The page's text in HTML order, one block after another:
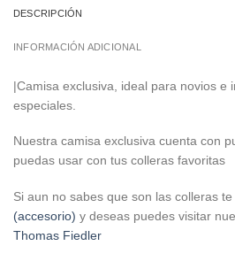
DESCRIPCIÓN
INFORMACIÓN ADICIONAL
|Camisa exclusiva, ideal para novios e
especiales.
Nuestra camisa exclusiva cuenta con
puedas usar con tus colleras favoritas
Si aun no sabes que son las colleras
(accesorio) y deseas puedes visitar
Thomas Fiedler